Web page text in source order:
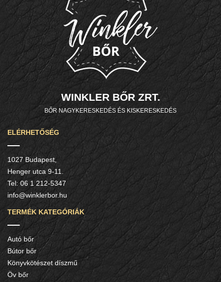
WINKLER BŐR ZRT.
BŐR NAGYKERESKEDÉS ÉS KISKERESKEDÉS
ELÉRHETŐSÉG
1027 Budapest,
Henger utca 9-11.
Tel:06 1 212-5347
info@winklerbor.hu
TERMÉK KATEGÓRIÁK
Autó bőr
Bútor bőr
Könyvkötészet díszmű
Öv bőr